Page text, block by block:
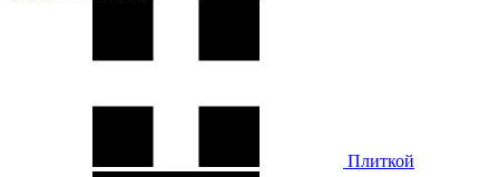
Плиткой